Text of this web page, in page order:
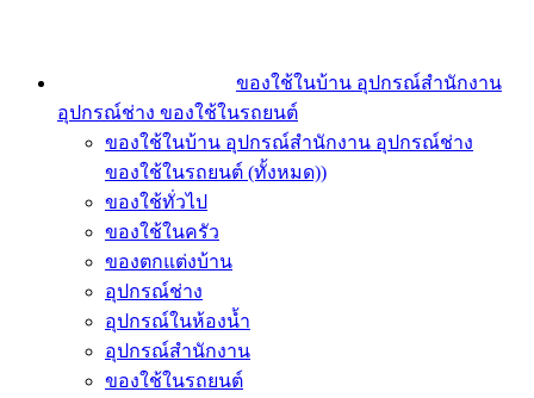
ของใช้ในบ้าน อุปกรณ์สำนักงาน
อุปกรณ์ช่าง ของใช้ในรถยนต์
ของใช้ในบ้าน อุปกรณ์สำนักงาน อุปกรณ์ช่าง
ของใช้ในรถยนต์ (ทั้งหมด))
ของใช้ทั่วไป
ของใช้ในครัว
ของตกแต่งบ้าน
อุปกรณ์ช่าง
อุปกรณ์ในห้องน้ำ
อุปกรณ์สำนักงาน
ของใช้ในรถยนต์